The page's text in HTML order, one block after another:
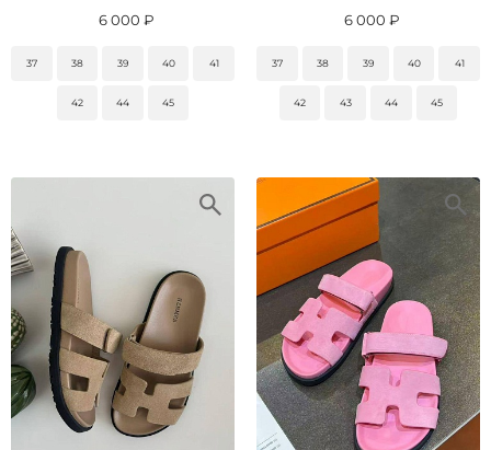
6 000 ₽
37 38 39 40 41
42 44 45
6 000 ₽
37 38 39 40 41
42 43 44 45